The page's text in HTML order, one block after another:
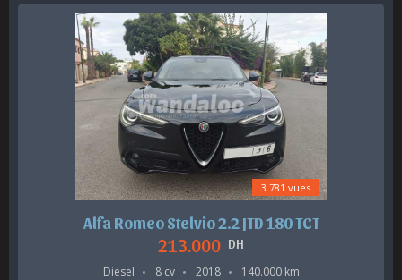
3.781 vues
Alfa Romeo Stelvio 2.2 JTD 180 TCT
213.000 DH
Diesel 8 cv 2018 140.000 km